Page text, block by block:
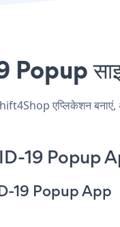
एप्लिकेशन बनाएं,
19 Popup
19 Popup App